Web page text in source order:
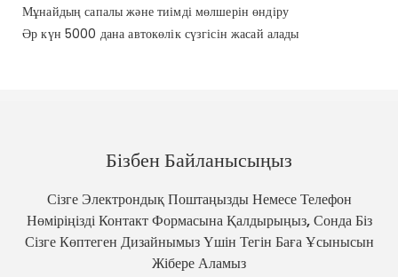
Мұнайдың сапалы және тиімді мөлшерін өндіру
Әр күн 5000 дана автокөлік сүзгісін жасай алады
Бізбен Байланысыңыз
Сізге Электрондық Поштаңызды Немесе Телефон
Нөміріңізді Контакт Формасына Қалдырыңыз, Сонда Біз
Сізге Көптеген Дизайнымыз Үшін Тегін Баға Ұсынысын
Жібере Аламыз